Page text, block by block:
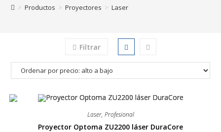
> Productos > Proyectores > Laser
Filtrar
Laser, Profesional
Proyector Optoma ZU2200 láser DuraCore